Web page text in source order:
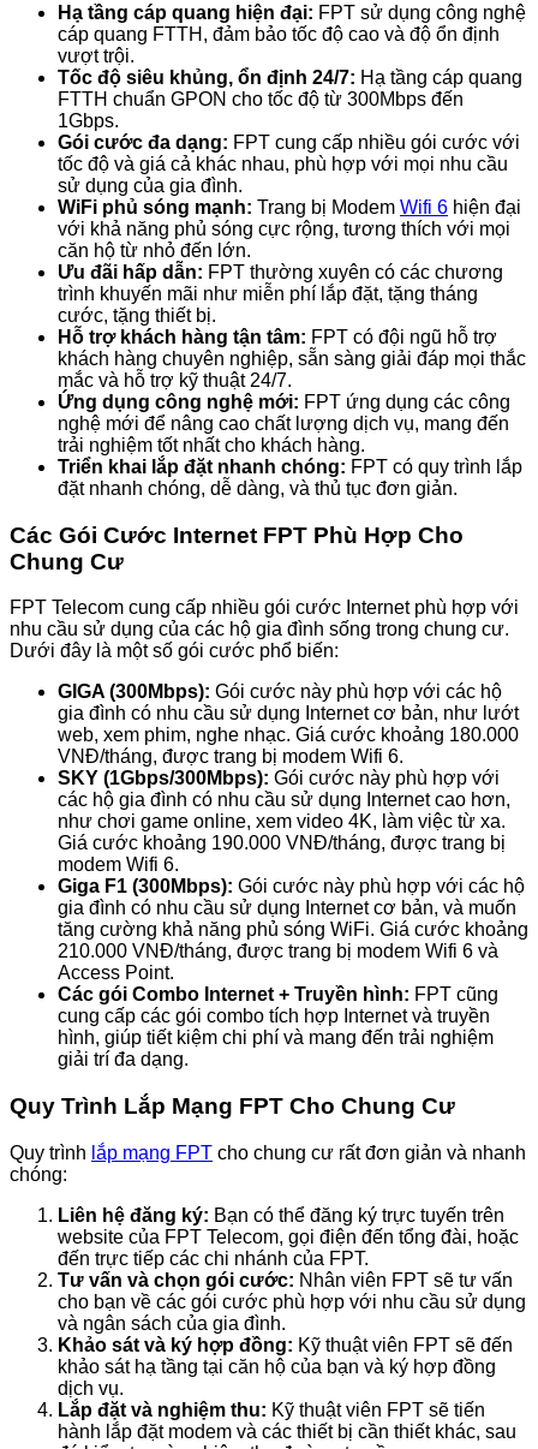
Hạ tầng cáp quang hiện đại: FPT sử dụng công nghệ
cáp quang FTTH, đảm bảo tốc độ cao và độ ổn định
vượt trội.
Tốc độ siêu khủng, ổn định 24/7: Hạ tầng cáp quang
FTTH chuẩn GPON cho tốc độ từ 300Mbps đến
1Gbps.
Gói cước đa dạng: FPT cung cấp nhiều gói cước với
tốc độ và giá cả khác nhau, phù hợp với mọi nhu cầu
sử dụng của gia đình.
WiFi phủ sóng mạnh: Trang bị Modem Wifi 6 hiện đại
với khả năng phủ sóng cực rộng, tương thích với mọi
căn hộ từ nhỏ đến lớn.
Ưu đãi hấp dẫn: FPT thường xuyên có các chương
trình khuyến mãi như miễn phí lắp đặt, tặng tháng
cước, tặng thiết bị.
Hỗ trợ khách hàng tận tâm: FPT có đội ngũ hỗ trợ
khách hàng chuyên nghiệp, sẵn sàng giải đáp mọi thắc
mắc và hỗ trợ kỹ thuật 24/7.
Ứng dụng công nghệ mới: FPT ứng dụng các công
nghệ mới để nâng cao chất lượng dịch vụ, mang đến
trải nghiệm tốt nhất cho khách hàng.
Triển khai lắp đặt nhanh chóng: FPT có quy trình lắp
đặt nhanh chóng, dễ dàng, và thủ tục đơn giản.
Các Gói Cước Internet FPT Phù Hợp Cho
Chung Cư
FPT Telecom cung cấp nhiều gói cước Internet phù hợp với
nhu cầu sử dụng của các hộ gia đình sống trong chung cư.
Dưới đây là một số gói cước phổ biến:
GIGA (300Mbps): Gói cước này phù hợp với các hộ
gia đình có nhu cầu sử dụng Internet cơ bản, như lướt
web, xem phim, nghe nhạc. Giá cước khoảng 180.000
VNĐ/tháng, được trang bị modem Wifi 6.
SKY (1Gbps/300Mbps): Gói cước này phù hợp với
các hộ gia đình có nhu cầu sử dụng Internet cao hơn,
như chơi game online, xem video 4K, làm việc từ xa.
Giá cước khoảng 190.000 VNĐ/tháng, được trang bị
modem Wifi 6.
Giga F1 (300Mbps): Gói cước này phù hợp với các hộ
gia đình có nhu cầu sử dụng Internet cơ bản, và muốn
tăng cường khả năng phủ sóng WiFi. Giá cước khoảng
210.000 VNĐ/tháng, được trang bị modem Wifi 6 và
Access Point.
Các gói Combo Internet + Truyền hình: FPT cũng
cung cấp các gói combo tích hợp Internet và truyền
hình, giúp tiết kiệm chi phí và mang đến trải nghiệm
giải trí đa dạng.
Quy Trình Lắp Mạng FPT Cho Chung Cư
Quy trình lắp mạng FPT cho chung cư rất đơn giản và nhanh
chóng:
Liên hệ đăng ký: Bạn có thể đăng ký trực tuyến trên
website của FPT Telecom, gọi điện đến tổng đài, hoặc
đến trực tiếp các chi nhánh của FPT.
Tư vấn và chọn gói cước: Nhân viên FPT sẽ tư vấn
cho bạn về các gói cước phù hợp với nhu cầu sử dụng
và ngân sách của gia đình.
Khảo sát và ký hợp đồng: Kỹ thuật viên FPT sẽ đến
khảo sát hạ tầng tại căn hộ của bạn và ký hợp đồng
dịch vụ.
Lắp đặt và nghiệm thu: Kỹ thuật viên FPT sẽ tiến
hành lắp đặt modem và các thiết bị cần thiết khác, sau